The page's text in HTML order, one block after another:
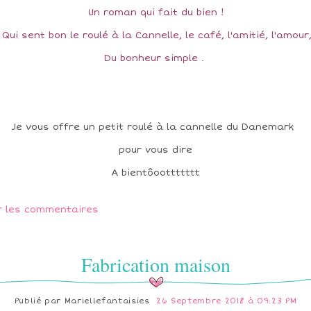
Un roman qui fait du bien !
Qui sent bon le roulé à la Cannelle, le café, l'amitié, l'amour,
Du bonheur simple .
Je vous offre un petit roulé à la cannelle du Danemark
pour vous dire
A bientôoottttttt
les commentaires
Fabrication maison
Publié par Mariellefantaisies 26 Septembre 2018 à 09:23 PM